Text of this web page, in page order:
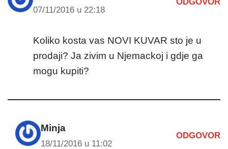
07/11/2016 u 22:18
ODGOVOR
Koliko kosta vas NOVI KUVAR sto je u
prodaji? Ja zivim u Njemackoj i gdje ga
mogu kupiti?
Minja
18/11/2016 u 11:02
ODGOVOR